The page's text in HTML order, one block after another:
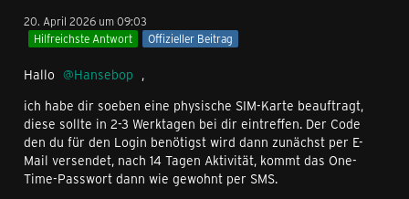
20. April 2026 um 09:03
Hilfreichste Antwort
Offizieller Beitrag
Hallo Hansebop ,
ich habe dir soeben eine physische SIM-Karte beauftragt,
diese sollte in 2-3 Werktagen bei dir eintreffen. Der Code
den du für den Login benötigst wird dann zunächst per E-
Mail versendet, nach 14 Tagen Aktivität, kommt das One-
Time-Passwort dann wie gewohnt per SMS.